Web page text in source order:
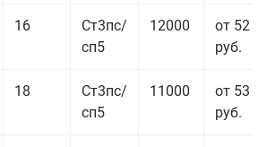
16
Ст3пс/
сп5
12000
от 52
руб.
18
Ст3пс/
сп5
11000
от 53
руб.